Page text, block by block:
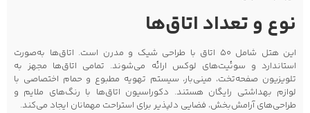
نوع و تعداد اتاق‌ها
این هتل شامل 50 اتاق با طراحی شیک و مدرن است. اتاق‌ها به‌صورت
استاندارد و سوئیت‌های لوکس ارائه می‌شوند. تمامی اتاق‌ها مجهز به
تلویزیون صفحه‌تخت، مینی‌بار، سیستم تهویه مطبوع و حمام اختصاصی با
لوازم بهداشتی رایگان هستند. دکوراسیون اتاق‌ها با رنگ‌های ملایم و
طراحی‌های آرامش‌بخش، فضایی دلپذیر برای استراحت مهمانان ایجاد می‌کند.